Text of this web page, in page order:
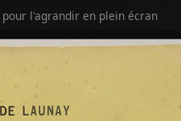
l'agrandir en plein écran